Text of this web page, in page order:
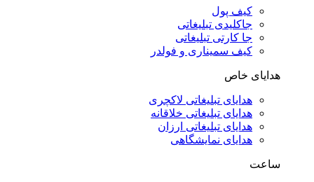
کیف پول
جاکلیدی تبلیغاتی
جا کارتی تبلیغاتی
کیف سمیناری و فولدر
هدایای خاص
هدایای تبلیغاتی لاکچری
هدایای تبلیغاتی خلاقانه
هدایای تبلیغاتی ارزان
هدایای نمایشگاهی
ساعت